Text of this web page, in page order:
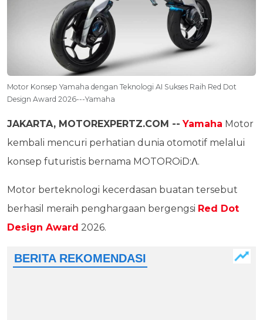
Motor Konsep Yamaha dengan Teknologi AI Sukses Raih Red Dot
Design Award 2026---Yamaha
JAKARTA, MOTOREXPERTZ.COM -- Yamaha Motor
kembali mencuri perhatian dunia otomotif melalui
konsep futuristis bernama MOTOROiD:Λ.
Motor berteknologi kecerdasan buatan tersebut
berhasil meraih penghargaan bergengsi Red Dot
Design Award 2026.